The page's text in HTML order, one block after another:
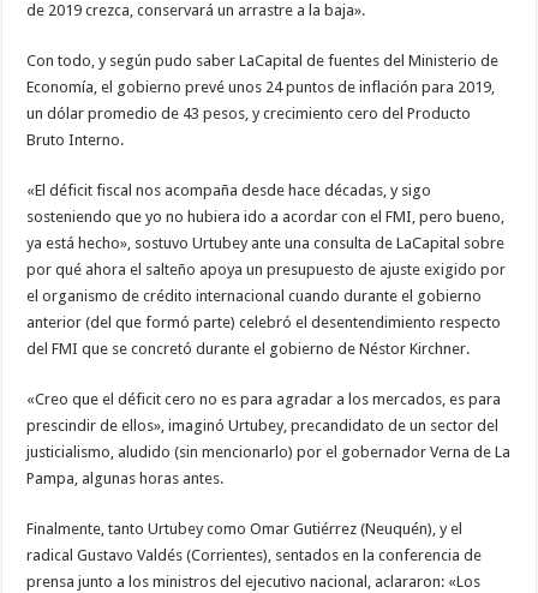
de 2019 crezca, conservará un arrastre a la baja».
Con todo, y según pudo saber LaCapital de fuentes del Ministerio de
Economía, el gobierno prevé unos 24 puntos de inflación para 2019,
un dólar promedio de 43 pesos, y crecimiento cero del Producto
Bruto Interno.
«El déficit fiscal nos acompaña desde hace décadas, y sigo
sosteniendo que yo no hubiera ido a acordar con el FMI, pero bueno,
ya está hecho», sostuvo Urtubey ante una consulta de LaCapital sobre
por qué ahora el salteño apoya un presupuesto de ajuste exigido por
el organismo de crédito internacional cuando durante el gobierno
anterior (del que formó parte) celebró el desentendimiento respecto
del FMI que se concretó durante el gobierno de Néstor Kirchner.
«Creo que el déficit cero no es para agradar a los mercados, es para
prescindir de ellos», imaginó Urtubey, precandidato de un sector del
justicialismo, aludido (sin mencionarlo) por el gobernador Verna de La
Pampa, algunas horas antes.
Finalmente, tanto Urtubey como Omar Gutiérrez (Neuquén), y el
radical Gustavo Valdés (Corrientes), sentados en la conferencia de
prensa junto a los ministros del ejecutivo nacional, aclararon: «Los